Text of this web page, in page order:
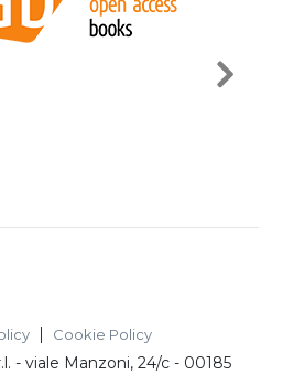
Cookie Policy
-viale Manzoni, 24/c - 00185